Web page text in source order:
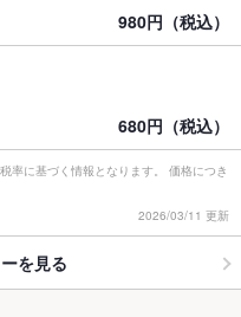
980円（税込）
680円（税込）
率に基づく情報となります。 価格につき
2026/03/11 更新
を見る